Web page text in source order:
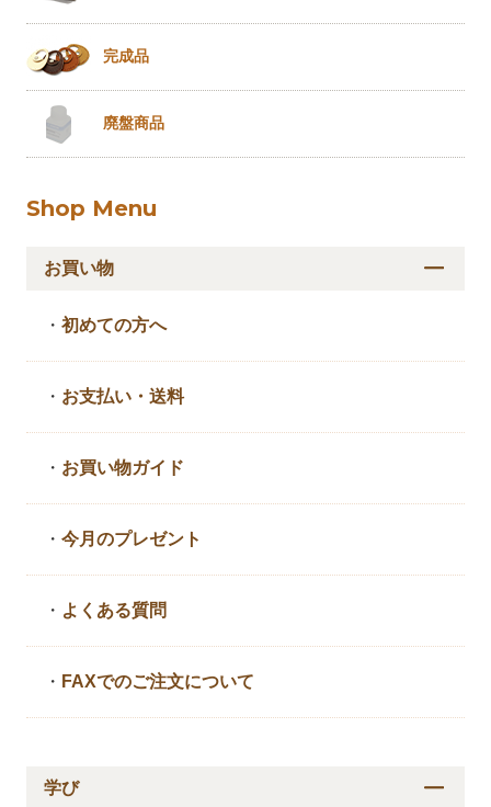
完成品
廃盤商品
Shop Menu
お買い物
・初めての方へ
・ お支払い・送料
・ お買い物ガイド
・今月のプレゼント
・ よくある質問
・ FAXでのご注文について
学び